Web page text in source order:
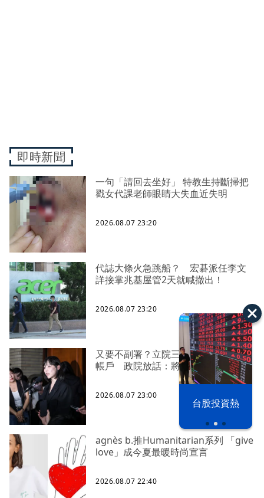
台股投資熱
即時新聞
一句「請回去坐好」 特教生持斷掃把
戳女代課老師眼睛大失血近失明
2026.08.07 23:20
代誌大條火急跳船？ 宏碁派任李文
詳接掌兆基屋管2天就喊撤出！
2026.08.07 23:20
又要不副署？立院三讀藍白兒少未來
帳戶 政院放話：將採必要憲政作為
2026.08.07 23:00
agnès b.推Humanitarian系列 「give
love」成今夏最暖時尚宣言
2026.08.07 22:40